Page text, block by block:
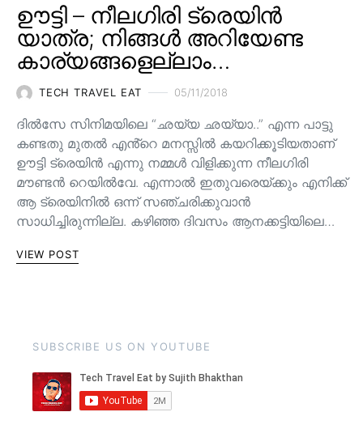
ഊട്ടി – നീലഗിരി ട്രെയിൻ
യാത്ര; നിങ്ങൾ അറിയേണ്ട
കാര്യങ്ങളെല്ലാം…
TECH TRAVEL EAT 05/11/2018
ദിൽസേ സിനിമയിലെ “ഛയ്യ ഛയ്യാ..” എന്ന പാട്ടു
കണ്ടതു മുതൽ എൻ്റെ മനസ്സിൽ കയറിക്കൂടിയതാണ്
ഊട്ടി ട്രെയിൻ എന്നു നമ്മൾ വിളിക്കുന്ന നീലഗിരി
മൗണ്ടൻ റെയിൽവേ. എന്നാൽ ഇതുവരെയ്ക്കും എനിക്ക്
ആ ട്രെയിനിൽ ഒന്ന് സഞ്ചരിക്കുവാൻ
സാധിച്ചിരുന്നില്ല. കഴിഞ്ഞ ദിവസം ആനക്കട്ടിയിലെ…
VIEW POST
SUBSCRIBE US ON YOUTUBE